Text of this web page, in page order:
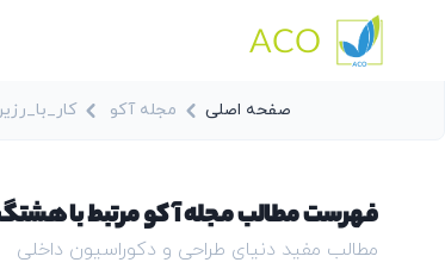
ACO
صفحه اصلی مجله آکو
فهرست مطالب مجله آکو مرتبط با
مطالب مفید دنیای طراحی و دکوراسیون داخلی